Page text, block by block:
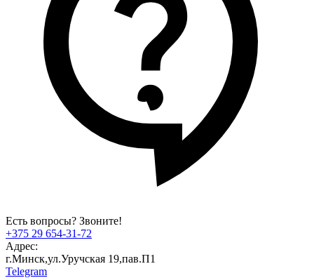
Есть вопросы? Звоните!
+375 29 654-31-72
Адрес:
г.Минск,ул.Уручская 19,пав.П1
Telegram